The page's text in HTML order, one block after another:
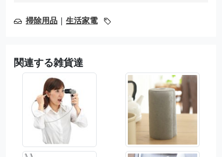
掃除用品 | 生活家電
関連する雑貨達